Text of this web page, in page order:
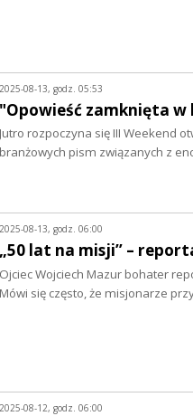
2025-08-13, godz. 05:53
"Opowieść zamknięta
Jutro rozpoczyna się III Weekend
branżowych pism związanych z
2025-08-13, godz. 06:00
„50 lat na misji” –
Ojciec Wojciech Mazur bohater
Mówi się często, że misjonarze
2025-08-12, godz. 06:00